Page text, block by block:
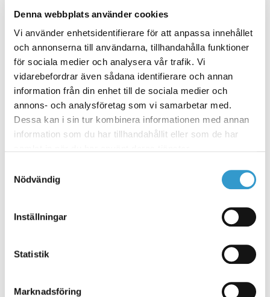
Denna webbplats använder cookies
Vi använder enhetsidentifierare för att anpassa innehållet
och annonserna till användarna, tillhandahålla funktioner
för sociala medier och analysera vår trafik. Vi
vidarebefordrar även sådana identifierare och annan
information från din enhet till de sociala medier och
annons- och analysföretag som vi samarbetar med.
Dessa kan i sin tur kombinera informationen med annan
information som du har tillhandahållit eller som de har
Nödvändig
Inställningar
Statistik
Marknadsföring
Från 302 386 kr
Attefallshus med 2 sovrum. Det stora
för gästhus eller Airbnb boende.